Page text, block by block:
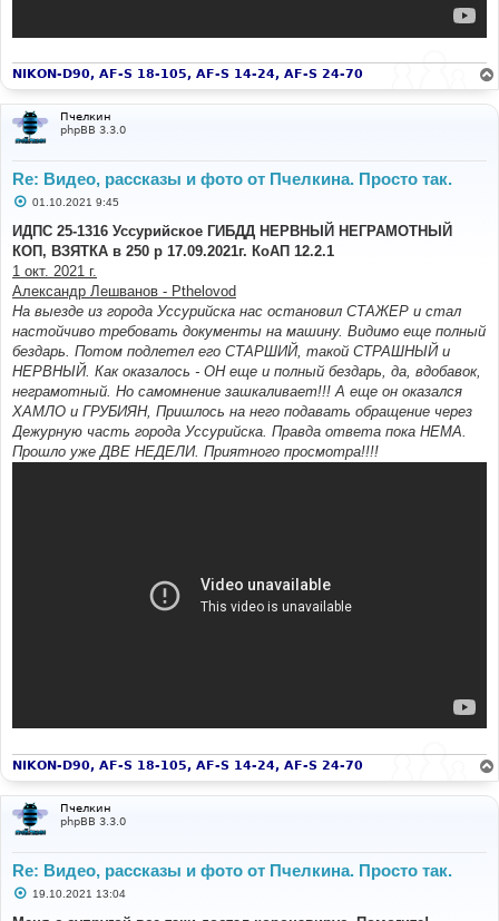
NIKON-D90, AF-S 18-105, AF-S 14-24, AF-S 24-70
Пчелкин
phpBB 3.3.0
Re: Видео, рассказы и фото от Пчелкина. Просто так.
С
о
б
щ
е
н
и
е
01.10.2021 9:45
ИДПС 25-1316 Уссурийское ГИБДД НЕРВНЫЙ НЕГРАМОТНЫЙ
КОП, ВЗЯТКА в 250 р 17.09.2021г. КоАП 12.2.1
1 окт. 2021 г.
Александр Лешванов - Pthelovod
На выезде из города Уссурийска нас остановил СТАЖЕР и стал
настойчиво требовать документы на машину. Видимо еще полный
бездарь. Потом подлетел его СТАРШИЙ, такой СТРАШНЫЙ и
НЕРВНЫЙ. Как оказалось - ОН еще и полный бездарь, да, вдобавок,
неграмотный. Но самомнение зашкаливает!!! А еще он оказался
ХАМЛО и ГРУБИЯН, Пришлось на него подавать обращение через
Дежурную часть города Уссурийска. Правда ответа пока НЕМА.
Прошло уже ДВЕ НЕДЕЛИ. Приятного просмотра!!!!
NIKON-D90, AF-S 18-105, AF-S 14-24, AF-S 24-70
Пчелкин
phpBB 3.3.0
Re: Видео, рассказы и фото от Пчелкина. Просто так.
С
о
19.10.2021 13:04